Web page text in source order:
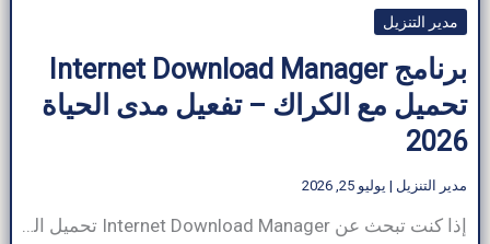
مدير التنزيل
برنامج Internet Download Manager
تحميل مع الكراك – تفعيل مدى الحياة
2026
مدير التنزيل | يوليو 25, 2026
إذا كنت تبحث عن Internet Download Manager تحميل الذي يتمتع بالقدرة على تنزيل الملفات بسرعة البرق، فأنت في المكان المناسب. في عالم رقمي مع زيادة الطلب على التنزيلات الفعالة والمتكررة والآمنة سواء للعمل أو للاستخدام الشخصي، فإن وجود مدير تنزيل سريع وموثوق به أمر ضروري. يتميز Internet Download Manager تحميل (IDM) مع الكراك بميزاته المتقدمة […]